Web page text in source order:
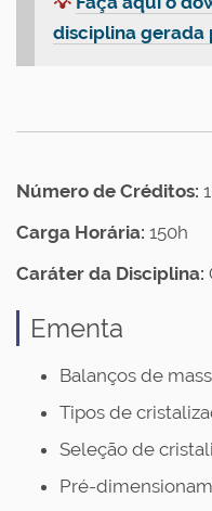
disciplina gerada
Número de Créditos:
Carga Horária: 150h
Caráter da Disciplina:
Ementa
Balanços de
Tipos de
Seleção de
Pré-